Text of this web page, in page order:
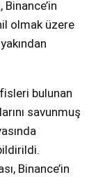
olmak üzere
bulunan
savunmuş
Binance’in